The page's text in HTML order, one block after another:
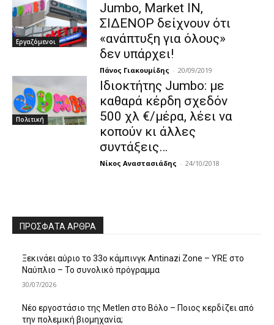
Εργαζόμενοι
Jumbo, Market IN,
ΣΙΔΕΝΟΡ δείχνουν ότι
«ανάπτυξη για όλους»
δεν υπάρχει!
Πάνος Γιακουμίδης - 20/09/2019
Πολιτική
Ιδιοκτήτης Jumbo: με
καθαρά κέρδη σχεδόν
500 χλ €/μέρα, λέει να
κοπούν κι άλλες
συντάξεις…
Νίκος Αναστασιάδης - 24/10/2018
ΠΡΌΣΦΑΤΑ ΆΡΘΡΑ
Ξεκινάει αύριο το 33ο κάμπινγκ Antinazi Zone – YRE στο
Ναύπλιο – Το συνολικό πρόγραμμα
30/07/2026
Νέο εργοστάσιο της Metlen στο Βόλο – Ποιος κερδίζει από
την πολεμική βιομηχανία;